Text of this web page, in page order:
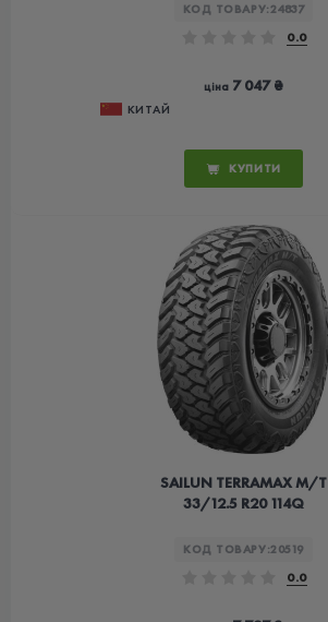
КОД ТОВАРУ:24837
0.0
ціна 7 047 ₴
КИТАЙ
КУПИТИ
SAILUN TERRAMAX M/T
33/12.5 R20 114Q
КОД ТОВАРУ:20519
0.0